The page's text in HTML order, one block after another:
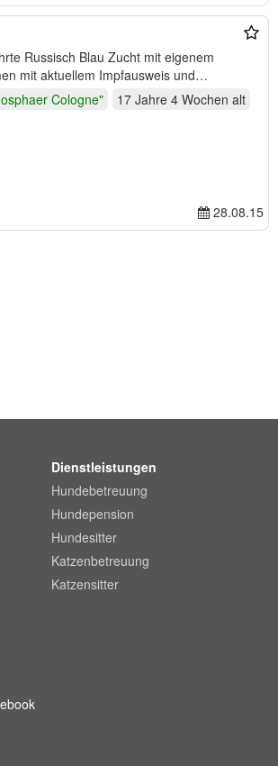
mit aktuellem Impfausweis und…
Cologne" 17 Jahre 4 Wochen alt
28.08.15
Dienstleistungen
Hundebetreuung
Hundepension
Hundesitter
Katzenbetreuung
Katzensitter